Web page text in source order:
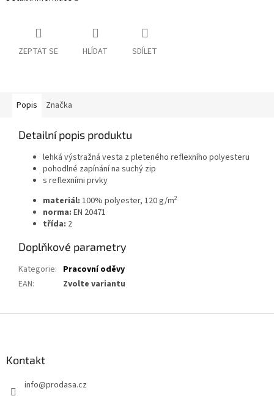
ZEPTAT SE HLÍDAT SDÍLET
Popis Značka
Detailní popis produktu
lehká výstražná vesta z pleteného reflexního polyesteru
pohodlné zapínání na suchý zip
s reflexními prvky
materiál: 100% polyester, 120 g/m2
norma: EN 20471
třída: 2
Doplňkové parametry
Kategorie: Pracovní oděvy
EAN: Zvolte variantu
Kontakt
info@prodasa.cz